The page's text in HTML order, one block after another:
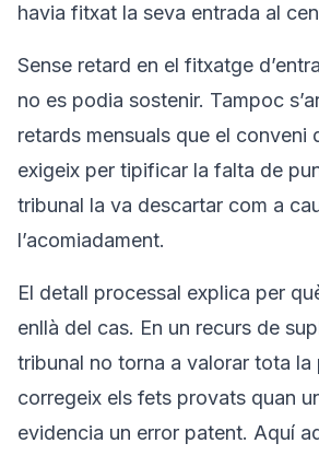
havia fitxat la seva entrada al
Sense retard en el fitxatge
no es podia sostenir. Tampoc
retards mensuals que el conveni
exigeix per tipificar la falta de
tribunal la va descartar com a
l’acomiadament.
El detall processal explica per
enllà del cas. En un recurs de
tribunal no torna a valorar tota la
corregeix els fets provats quan
evidencia un error patent. Aquí